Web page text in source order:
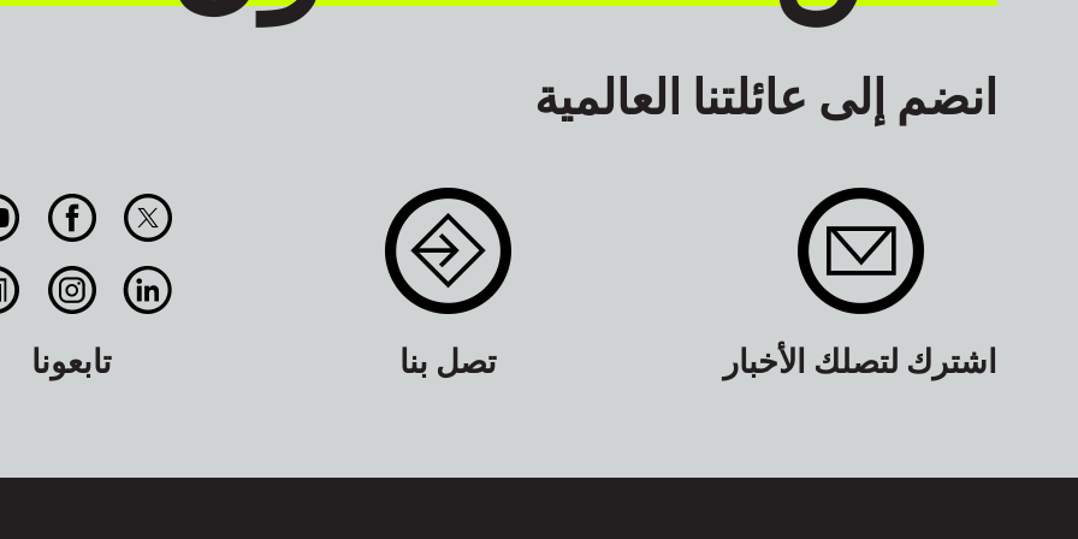
انضم إلى عائلتنا العالمية
اشترك لتصلك الأخبار تصل بنا تابعونا